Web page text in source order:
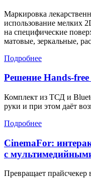
Маркировка
использование мелких
на специфические
матовые, зеркальные,
Подробнее
Решение Hands-
Комплект из ТСД и
руки и при этом даёт
Подробнее
CinemaFor:
с
Превращает прайсчекер